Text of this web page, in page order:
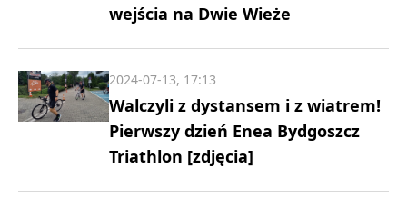
wejścia na Dwie Wieże
Walczyli z dystansem i z wiatrem!
Pierwszy dzień Enea Bydgoszcz
Triathlon [zdjęcia]
2024-07-13, 17:13